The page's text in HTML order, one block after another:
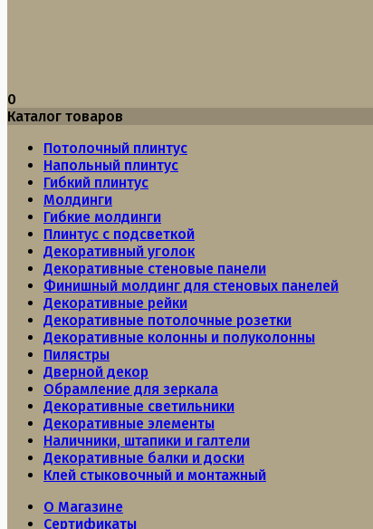
0
Каталог товаров
Потолочный плинтус
Напольный плинтус
Гибкий плинтус
Молдинги
Гибкие молдинги
Плинтус с подсветкой
Декоративный уголок
Декоративные стеновые панели
Финишный молдинг для стеновых панелей
Декоративные рейки
Декоративные потолочные розетки
Декоративные колонны и полуколонны
Пилястры
Дверной декор
Обрамление для зеркала
Декоративные светильники
Декоративные элементы
Наличники, штапики и галтели
Декоративные балки и доски
Клей стыковочный и монтажный
О Магазине
Сертификаты